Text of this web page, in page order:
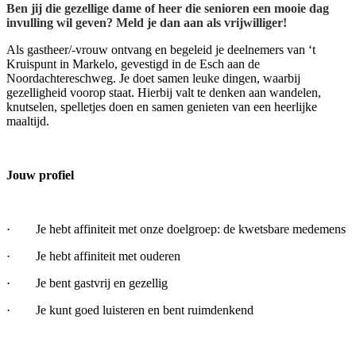
Ben jij die gezellige dame of heer die senioren een mooie dag
invulling wil geven? Meld je dan aan als vrijwilliger!
Als gastheer/-vrouw ontvang en begeleid je deelnemers van ‘t
Kruispunt in Markelo, gevestigd in de Esch aan de
Noordachtereschweg. Je doet samen leuke dingen, waarbij
gezelligheid voorop staat. Hierbij valt te denken aan wandelen,
knutselen, spelletjes doen en samen genieten van een heerlijke
maaltijd.
Jouw profiel
· Je hebt affiniteit met onze doelgroep: de kwetsbare medemens
· Je hebt affiniteit met ouderen
· Je bent gastvrij en gezellig
· Je kunt goed luisteren en bent ruimdenkend